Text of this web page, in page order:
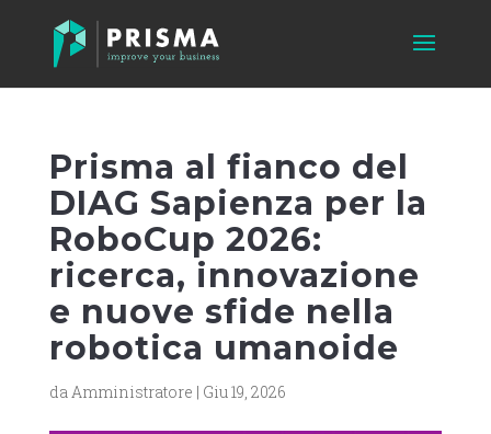
Prisma al fianco del
DIAG Sapienza per la
RoboCup 2026:
ricerca, innovazione
e nuove sfide nella
robotica umanoide
daAmministratore | Giu 19, 2026